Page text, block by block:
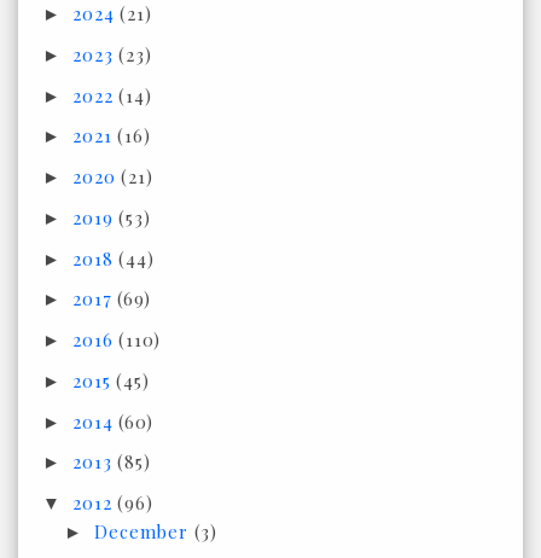
► 2024(21)
► 2023(23)
► 2022(14)
► 2021(16)
► 2020(21)
► 2019(53)
► 2018(44)
► 2017(69)
► 2016(110)
► 2015(45)
► 2014(60)
► 2013(85)
▼ 2012(96)
►December (3)